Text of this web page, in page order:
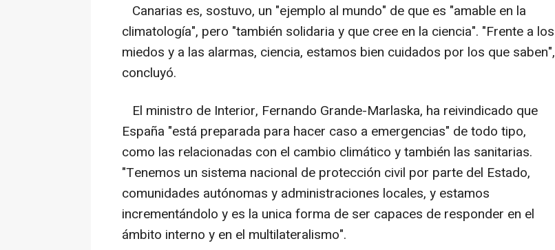
Canarias es, sostuvo, un "ejemplo al mundo" de que es "amable en la
climatología", pero "también solidaria y que cree en la ciencia". "Frente a los
miedos y a las alarmas, ciencia, estamos bien cuidados por los que saben",
concluyó.
El ministro de Interior, Fernando Grande-Marlaska, ha reivindicado que
España "está preparada para hacer caso a emergencias" de todo tipo,
como las relacionadas con el cambio climático y también las sanitarias.
"Tenemos un sistema nacional de protección civil por parte del Estado,
comunidades autónomas y administraciones locales, y estamos
incrementándolo y es la unica forma de ser capaces de responder en el
ámbito interno y en el multilateralismo".